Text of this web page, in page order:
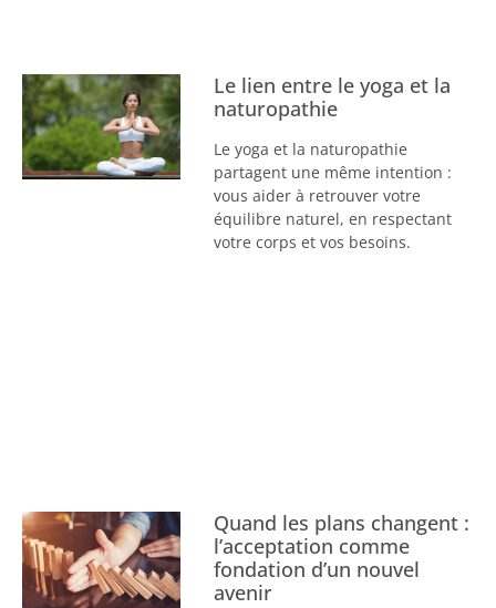
Le lien entre le yoga et la
naturopathie
Le yoga et la naturopathie
partagent une même intention :
vous aider à retrouver votre
équilibre naturel, en respectant
votre corps et vos besoins.
Quand les plans changent :
l’acceptation comme
fondation d’un nouvel
avenir